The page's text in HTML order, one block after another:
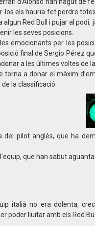
els hauria fet perdre
algun Red Bull i pujar al
les seves posicions.
emocionants per les
final de Sergio Pérez
a les últimes voltes de
torna a donar el màxim
la classificació.
del pilot anglès, que ha
que han sabut
italià no era dolenta,
poder lluitar amb els Red